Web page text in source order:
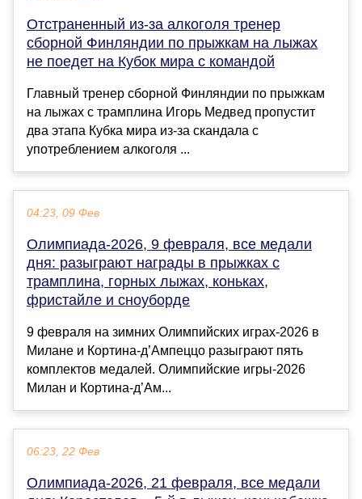
Отстраненный из‑за алкоголя тренер
сборной Финляндии по прыжкам на лыжах
не поедет на Кубок мира с командой
Главный тренер сборной Финляндии по прыжкам
на лыжах с трамплина Игорь Медвед пропустит
два этапа Кубка мира из‑за скандала с
употреблением алкоголя ...
04:23, 09 Фев
Олимпиада-2026, 9 февраля, все медали
дня: разыграют награды в прыжках с
трамплина, горных лыжах, коньках,
фристайле и сноуборде
9 февраля на зимних Олимпийских играх-2026 в
Милане и Кортина-д’Ампеццо разыграют пять
комплектов медалей. Олимпийские игры-2026
Милан и Кортина-д’Ам...
06:23, 22 Фев
Олимпиада-2026, 21 февраля, все медали